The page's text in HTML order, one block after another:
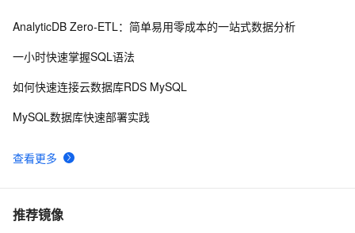
查看更多
AnalyticDB Zero-ETL：简单易用零成本的一站式数据分析
一小时快速掌握SQL语法
如何快速连接云数据库RDS MySQL
MySQL数据库快速部署实践
推荐镜像